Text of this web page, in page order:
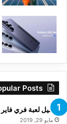
Posts
تحميل لعبة فري فاير Free Fire 2019 للاندرويد والكمبيوتر مجانا
مايو 29, 2019